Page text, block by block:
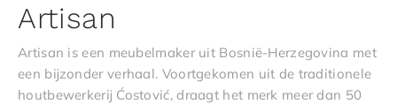
Artisan
Artisan is een meubelmaker uit Bosnië-Herzegovina met
een bijzonder verhaal. Voortgekomen uit de traditionele
houtbewerkerij Ćostović, draagt het merk meer dan 50